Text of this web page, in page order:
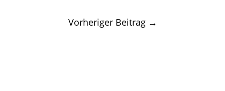
navigationVorheriger Beitrag →